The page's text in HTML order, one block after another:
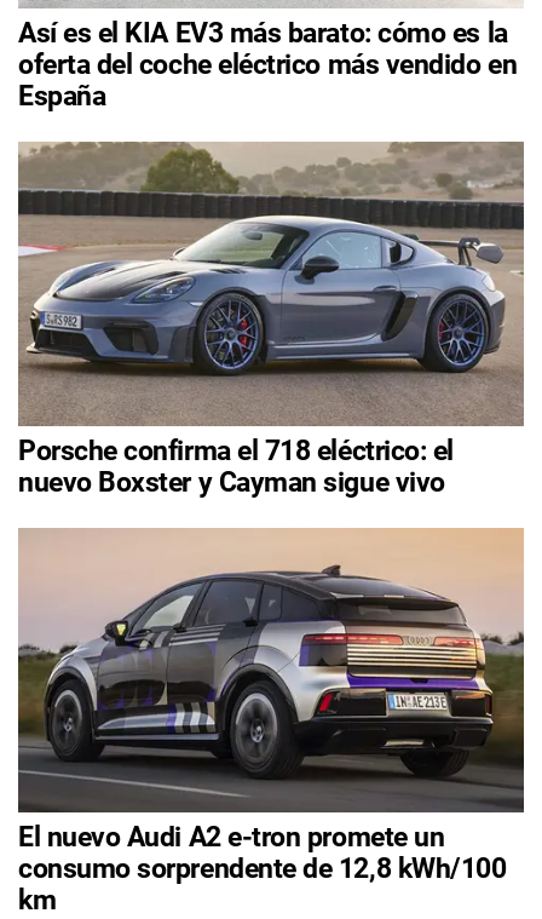
Así es el KIA EV3 más barato: cómo es la
oferta del coche eléctrico más vendido en
España
Porsche confirma el 718 eléctrico: el
nuevo Boxster y Cayman sigue vivo
El nuevo Audi A2 e-tron promete un
consumo sorprendente de 12,8 kWh/100
km